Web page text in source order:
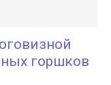
горшков